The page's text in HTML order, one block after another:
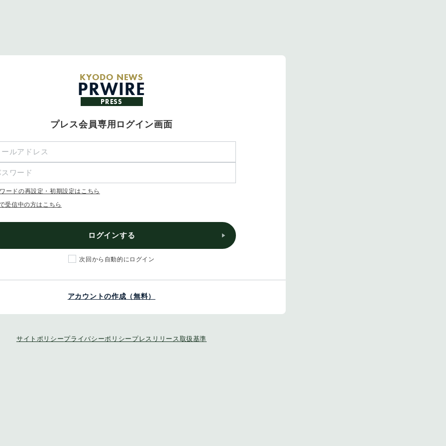
KYODO NEWS
PRWIRE
PRESS
プレス会員専用ログイン画面
ードの再設定・初期設定はこちら
受信中の方はこちら
ログインする
次回から自動的にログイン
アカウントの作成（無料）
サイトポリシープライバシーポリシー プレスリリース取扱基準